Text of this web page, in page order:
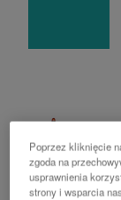
Poprzez kliknięcie
zgoda na
usprawnienia
strony i wsparcia